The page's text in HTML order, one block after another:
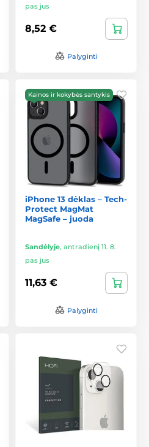
pas jus
8,52 €
Palyginti
Kainos ir kokybės santykis
iPhone 13 dėklas – Tech-
Protect MagMat
MagSafe – juoda
Sandėlyje, antradienį 11. 8.
pas jus
11,63 €
Palyginti